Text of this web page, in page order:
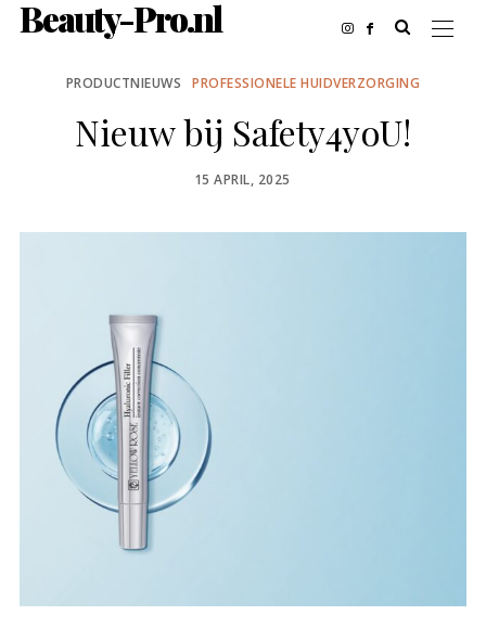
Beauty-Pro.nl
PRODUCTNIEUWS PROFESSIONELE HUIDVERZORGING
Nieuw bij Safety4yoU!
POSTED
15 APRIL, 2025